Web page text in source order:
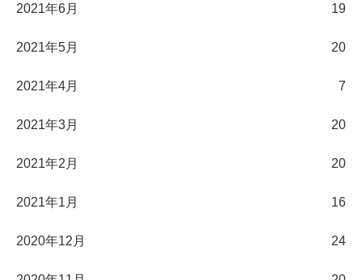
2021年6月 19
2021年5月 20
2021年4月 7
2021年3月 20
2021年2月 20
2021年1月 16
2020年12月 24